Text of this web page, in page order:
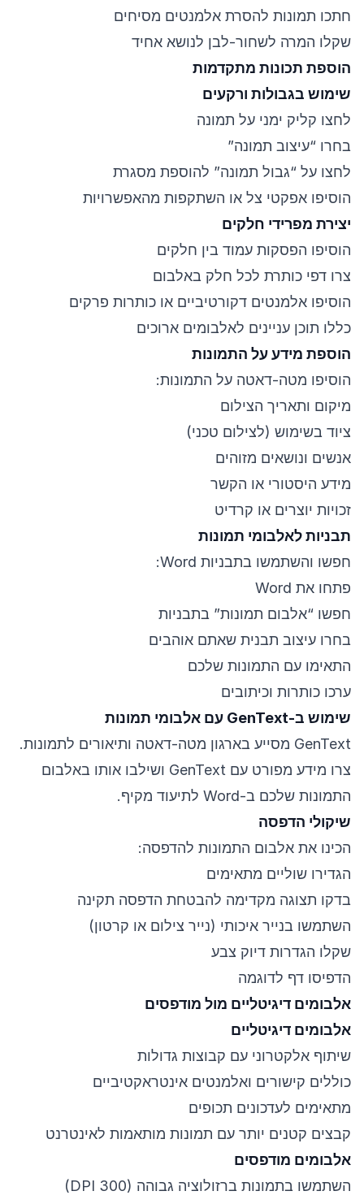
חתכו תמונות להסרת אלמנטים מסיחים
שקלו המרה לשחור-לבן לנושא אחיד
הוספת תכונות מתקדמות
שימוש בגבולות ורקעים
לחצו קליק ימני על תמונה
בחרו “עיצוב תמונה”
לחצו על “גבול תמונה” להוספת מסגרת
הוסיפו אפקטי צל או השתקפות מהאפשרויות
יצירת מפרידי חלקים
הוסיפו הפסקות עמוד בין חלקים
צרו דפי כותרת לכל חלק באלבום
הוסיפו אלמנטים דקורטיביים או כותרות פרקים
כללו תוכן עניינים לאלבומים ארוכים
הוספת מידע על התמונות
הוסיפו מטה-דאטה על התמונות:
מיקום ותאריך הצילום
ציוד בשימוש (לצילום טכני)
אנשים ונושאים מזוהים
מידע היסטורי או הקשר
זכויות יוצרים או קרדיט
תבניות לאלבומי תמונות
חפשו והשתמשו בתבניות Word:
פתחו את Word
חפשו “אלבום תמונות” בתבניות
בחרו עיצוב תבנית שאתם אוהבים
התאימו עם התמונות שלכם
ערכו כותרות וכיתובים
שימוש ב-GenText עם אלבומי תמונות
GenText מסייע בארגון מטה-דאטה ותיאורים לתמונות.
צרו מידע מפורט עם GenText ושילבו אותו באלבום
התמונות שלכם ב-Word לתיעוד מקיף.
שיקולי הדפסה
הכינו את אלבום התמונות להדפסה:
הגדירו שוליים מתאימים
בדקו תצוגה מקדימה להבטחת הדפסה תקינה
השתמשו בנייר איכותי (נייר צילום או קרטון)
שקלו הגדרות דיוק צבע
הדפיסו דף לדוגמה
אלבומים דיגיטליים מול מודפסים
אלבומים דיגיטליים
שיתוף אלקטרוני עם קבוצות גדולות
כוללים קישורים ואלמנטים אינטראקטיביים
מתאימים לעדכונים תכופים
קבצים קטנים יותר עם תמונות מותאמות לאינטרנט
אלבומים מודפסים
השתמשו בתמונות ברזולוציה גבוהה (300 DPI)